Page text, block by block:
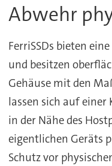
Abwehr
FerriSSDs bieten
und besitzen
Gehäuse mit den
lassen sich auf
in der Nähe des
eigentlichen Geräts
Schutz vor